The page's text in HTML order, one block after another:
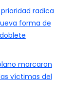
radica
forma de
marcaron
víctimas del